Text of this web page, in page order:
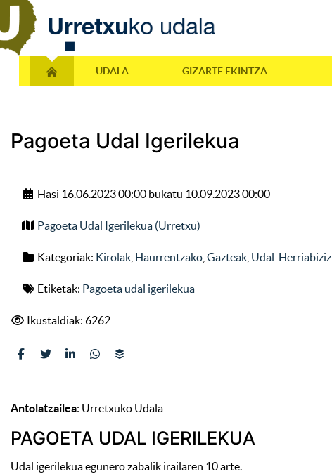
UDALA GIZARTE EKINTZA
Pagoeta Udal Igerilekua
Hasi 16.06.2023 00:00 bukatu 10.09.2023 00:00
Pagoeta Udal Igerilekua (Urretxu)
Kategoriak: Kirolak Haurrentzako Gazteak Udal-Herriabiziz
Etiketak: Pagoeta udal igerilekua
Ikustaldiak: 6262
Antolatzailea: Urretxuko Udala
PAGOETA UDAL IGERILEKUA
Udal igerilekua egunero zabalik irailaren 10 arte.